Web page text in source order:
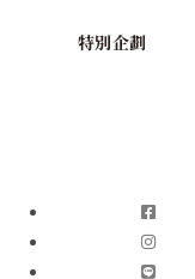
特別企劃